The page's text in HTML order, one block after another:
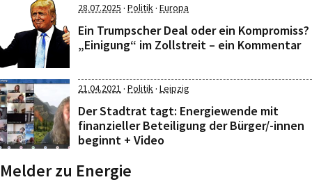
28.07.2025 · Politik· Europa
Ein Trumpscher Deal oder ein Kompromiss?
„Einigung“ im Zollstreit – ein Kommentar
21.04.2021 · Politik· Leipzig
Der Stadtrat tagt: Energiewende mit
finanzieller Beteiligung der Bürger/-innen
beginnt + Video
Melder zu Energie